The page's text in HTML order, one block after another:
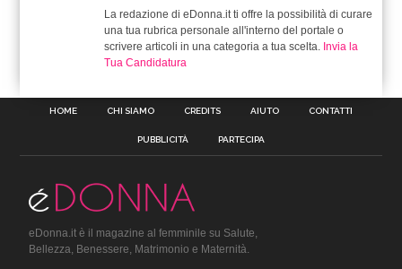
La redazione di eDonna.it ti offre la possibilità di curare
una tua rubrica personale all'interno del portale o
scrivere articoli in una categoria a tua scelta. Invia la
Tua Candidatura
HOME CHI SIAMO CREDITS AIUTO CONTATTI
PUBBLICITÀ PARTECIPA
eDonna.it è il magazine al femminile su Salute,
Bellezza, Benessere, Matrimonio e Maternità.